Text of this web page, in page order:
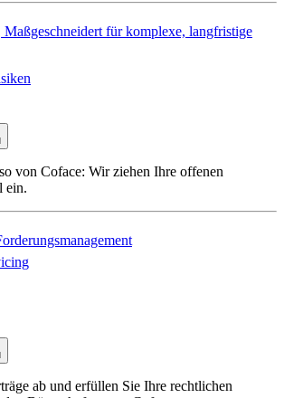
Maßgeschneidert für komplexe, langfristige
von Coface: Wir ziehen Ihre offenen
ein.
ab und erfüllen Sie Ihre rechtlichen